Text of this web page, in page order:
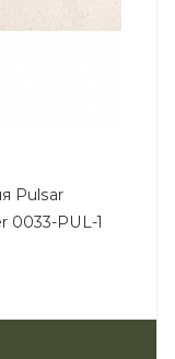
Pulsar
0033-PUL-1